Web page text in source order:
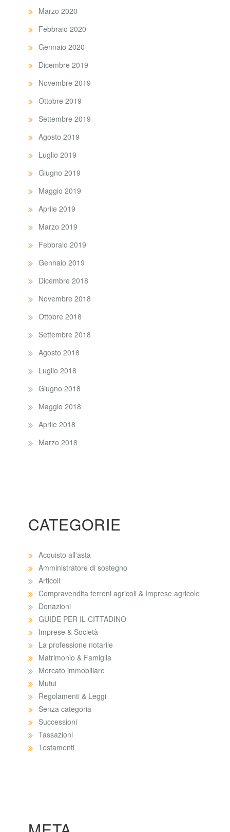
Marzo 2020
Febbraio 2020
Gennaio 2020
Dicembre 2019
Novembre 2019
Ottobre 2019
Settembre 2019
Agosto 2019
Luglio 2019
Giugno 2019
Maggio 2019
Aprile 2019
Marzo 2019
Febbraio 2019
Gennaio 2019
Dicembre 2018
Novembre 2018
Ottobre 2018
Settembre 2018
Agosto 2018
Luglio 2018
Giugno 2018
Maggio 2018
Aprile 2018
Marzo 2018
CATEGORIE
Acquisto all'asta
Amministratore di sostegno
Articoli
Compravendita terreni agricoli & Imprese agricole
Donazioni
GUIDE PER IL CITTADINO
Imprese & Società
La professione notarile
Matrimonio & Famiglia
Mercato immobiliare
Mutui
Regolamenti & Leggi
Senza categoria
Successioni
Tassazioni
Testamenti